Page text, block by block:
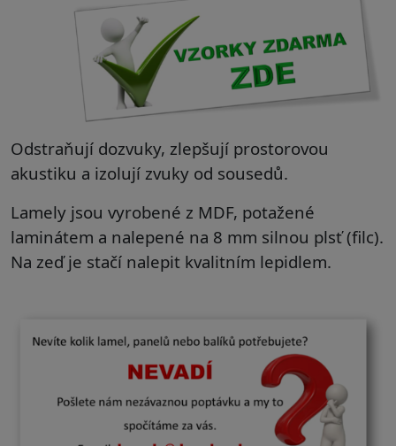
Odstraňují dozvuky, zlepšují prostorovou
akustiku a izolují zvuky od sousedů.
Lamely jsou vyrobené z MDF, potažené
laminátem a nalepené na 8 mm silnou plsť (filc).
Na zeď je stačí nalepit kvalitním lepidlem.